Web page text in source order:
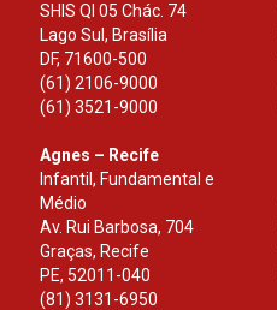
SHIS Ql 05 Chác. 74
Lago Sul, Brasília
DF, 71600-500
(61) 2106-9000
(61) 3521-9000
Agnes – Recife
Infantil, Fundamental e
Médio
Av. Rui Barbosa, 704
Graças, Recife
PE, 52011-040
(81) 3131-6950